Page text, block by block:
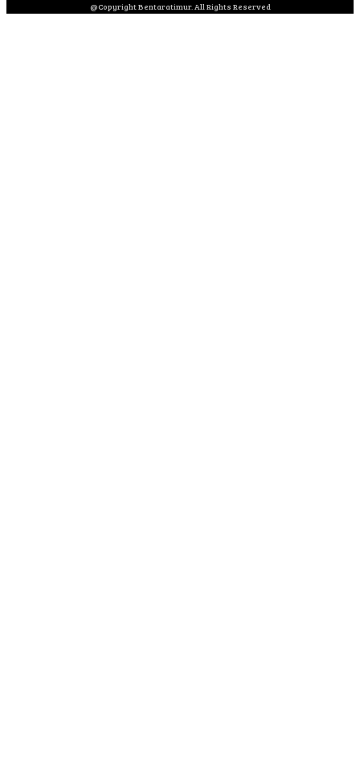
@Copyright Bentaratimur. All Rights Reserved